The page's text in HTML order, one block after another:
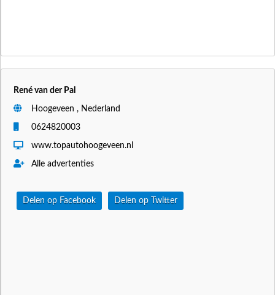
René van der Pal
Hoogeveen , Nederland
0624820003
www.topautohoogeveen.nl
Alle advertenties
Delen op Facebook Delen op Twitter